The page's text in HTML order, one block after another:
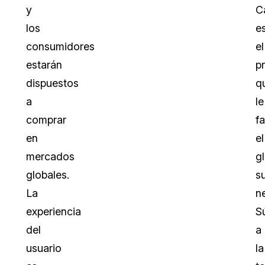
y
los
consumidores
estarán
dispuestos
a
comprar
en
mercados
globales.
La
experiencia
del
usuario
el
le
el
a
la